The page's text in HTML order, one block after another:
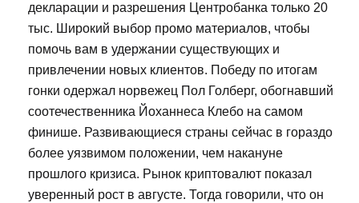
декларации и разрешения Центробанка только 20
тыс. Широкий выбор промо материалов, чтобы
помочь вам в удержании существующих и
привлечении новых клиентов. Победу по итогам
гонки одержал норвежец Пол Голберг, обогнавший
соотечественника Йоханнеса Клебо на самом
финише. Развивающиеся страны сейчас в гораздо
более уязвимом положении, чем накануне
прошлого кризиса. Рынок криптовалют показал
уверенный рост в августе. Тогда говорили, что он